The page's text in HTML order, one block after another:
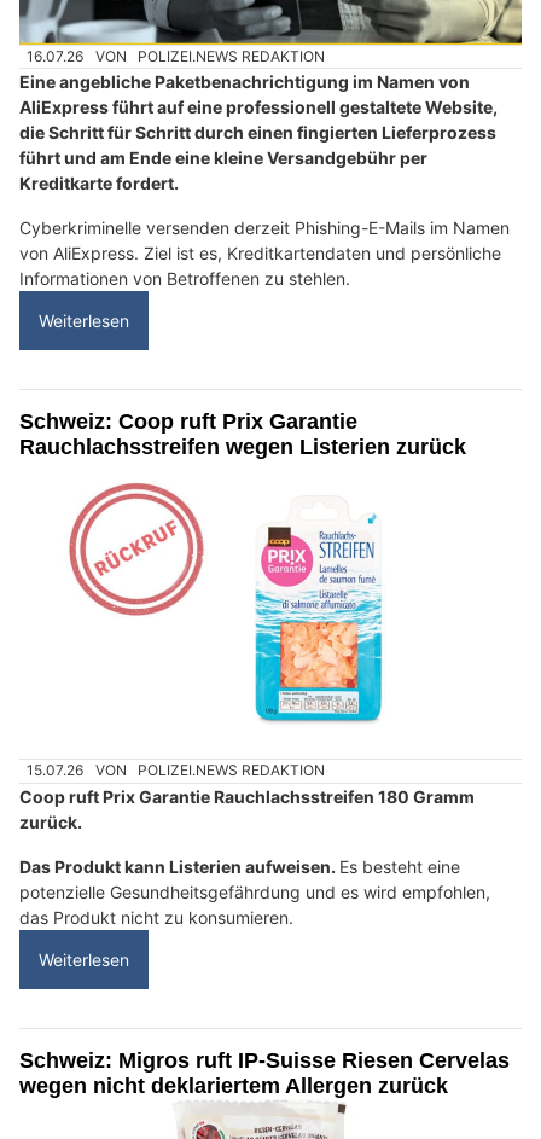
16.07.26 VON POLIZEI.NEWS REDAKTION
Eine angebliche Paketbenachrichtigung im Namen von
AliExpress führt auf eine professionell gestaltete Website,
die Schritt für Schritt durch einen fingierten Lieferprozess
führt und am Ende eine kleine Versandgebühr per
Kreditkarte fordert.
Cyberkriminelle versenden derzeit Phishing-E-Mails im Namen
von AliExpress. Ziel ist es, Kreditkartendaten und persönliche
Informationen von Betroffenen zu stehlen.
Weiterlesen
Schweiz: Coop ruft Prix Garantie
Rauchlachsstreifen wegen Listerien zurück
15.07.26 VON POLIZEI.NEWS REDAKTION
Coop ruft Prix Garantie Rauchlachsstreifen 180 Gramm
zurück.
Das Produkt kann Listerien aufweisen. Es besteht eine
potenzielle Gesundheitsgefährdung und es wird empfohlen,
das Produkt nicht zu konsumieren.
Weiterlesen
Schweiz: Migros ruft IP-Suisse Riesen Cervelas
wegen nicht deklariertem Allergen zurück